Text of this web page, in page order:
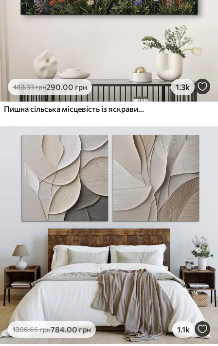
483.33грн290.00 грн 1.3k
Пишна сільська місцевість із яскравим лугом диких квітів, наповненим різнокольоровими квітами під хмарним небом
1306.66грн784.00грн 1.1k